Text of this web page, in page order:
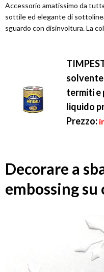
Accessorio amatissimo da
sottile ed elegante di
sguardo con disinvoltura. La
termiti e
liquido
Prezzo:
Decorare a
embossing